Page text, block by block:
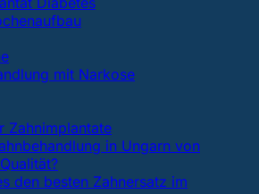
mit Narkose
Zahnimplantate
in Ungarn von
den besten Zahnersatz im